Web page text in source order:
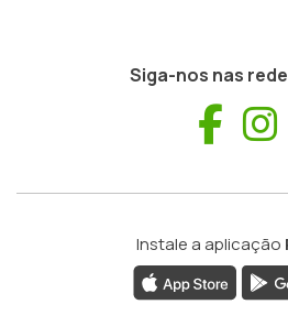
Siga-nos nas
Instale a aplicação